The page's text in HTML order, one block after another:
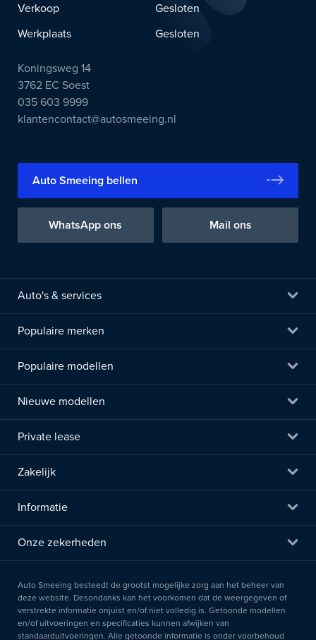
Verkoop
Gesloten
Werkplaats
Gesloten
Koningsweg 14
3762 EC Soest
035 603 9999
klantencontact@autosmeeing.nl
Auto Smeeing bellen
WhatsApp ons Mail ons
Auto's & services
Populaire merken
Populaire modellen
Nieuwe modellen
Private lease
Zakelijk
Informatie
Onze zekerheden
Auto Smeeing besteedt de grootst mogelijke zorg aan het beheer van
deze website. Desondanks kan het voorkomen dat de weergegeven of
verstrekte informatie onjuist en/of niet volledig is. Getoonde modellen
en/of uitvoeringen en specificaties kunnen afwijken van
standaarduitvoeringen. Alle getoonde informatie is onder voorbehoud